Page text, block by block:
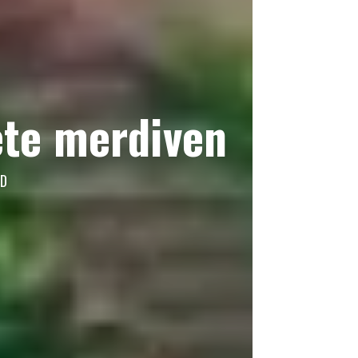
merdiven